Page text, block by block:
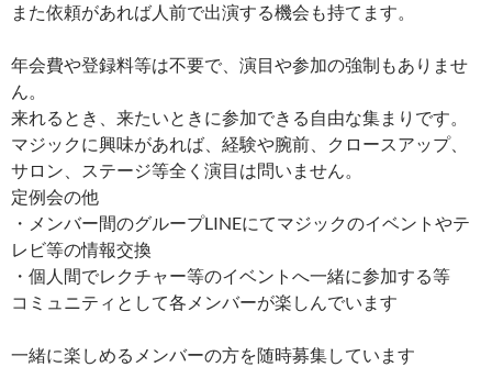
また依頼があれば人前で出演する機会も持てます。
年会費や登録料等は不要で、演目や参加の強制もありませ
ん。
来れるとき、来たいときに参加できる自由な集まりです。
マジックに興味があれば、経験や腕前、クロースアップ、
サロン、ステージ等全く演目は問いません。
定例会の他
・メンバー間のグループLINEにてマジックのイベントやテ
レビ等の情報交換
・個人間でレクチャー等のイベントへ一緒に参加する等
コミュニティとして各メンバーが楽しんでいます
一緒に楽しめるメンバーの方を随時募集しています